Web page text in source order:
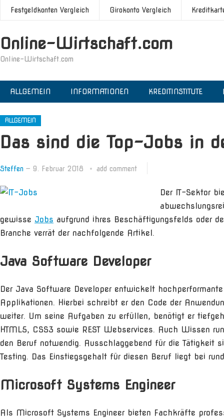
Festgeldkonten Vergleich Girokonto Vergleich
Online-Wirtschaft.com
Online-Wirtschaft.com
ALLGEMEIN INFORMATIONEN KREDITINSTITUTE
ALLGEMEIN
Das sind die Top-Jobs in
Steffen — 9. Februar 2018 add comment
Der IT-Sektor
gewisse Jobs aufgrund ihres Beschäftigungsfelds oder
Branche verrät der nachfolgende Artikel.
Java Software Developer
Der Java Software Developer entwickelt
Applikationen. Hierbei schreibt er den Code der
weiter. Um seine Aufgaben zu erfüllen, benötigt er
HTML5, CSS3 sowie REST Webservices. Auch Wissen
den Beruf notwendig. Ausschlaggebend für die Tätigkeit
Testing. Das Einstiegsgehalt für diesen Beruf liegt bei
Microsoft Systems Engineer
Als Microsoft Systems Engineer bieten Fachkräfte